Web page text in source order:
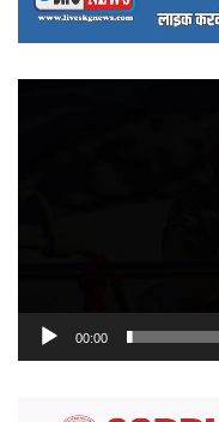
00:00